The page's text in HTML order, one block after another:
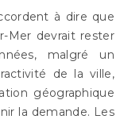
à dire que
Mer devrait rester
malgré un
de la ville,
géographique
la demande. Les